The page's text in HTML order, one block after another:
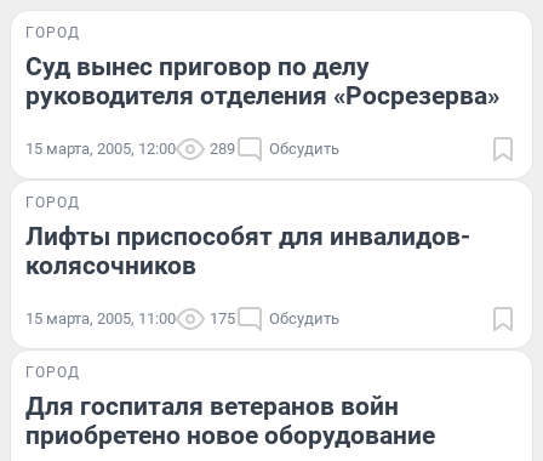
ГОРОД
Суд вынес приговор по делу
руководителя отделения «Росрезерва»
15 марта, 2005, 12:00 289 Обсудить
ГОРОД
Лифты приспособят для инвалидов-
колясочников
15 марта, 2005, 11:00 175 Обсудить
ГОРОД
Для госпиталя ветеранов войн
приобретено новое оборудование